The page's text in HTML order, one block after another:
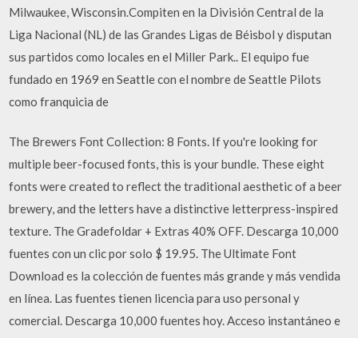
Milwaukee, Wisconsin.Compiten en la División Central de la
Liga Nacional (NL) de las Grandes Ligas de Béisbol y disputan
sus partidos como locales en el Miller Park.. El equipo fue
fundado en 1969 en Seattle con el nombre de Seattle Pilots
como franquicia de
The Brewers Font Collection: 8 Fonts. If you're looking for
multiple beer-focused fonts, this is your bundle. These eight
fonts were created to reflect the traditional aesthetic of a beer
brewery, and the letters have a distinctive letterpress-inspired
texture. The Gradefoldar + Extras 40% OFF. Descarga 10,000
fuentes con un clic por solo $ 19.95. The Ultimate Font
Download es la colección de fuentes más grande y más vendida
en línea. Las fuentes tienen licencia para uso personal y
comercial. Descarga 10,000 fuentes hoy. Acceso instantáneo e